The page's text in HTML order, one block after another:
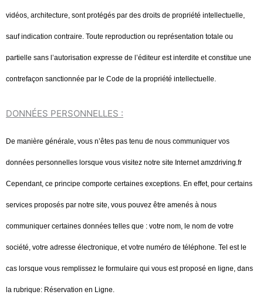
vidéos, architecture, sont protégés par des droits de propriété intellectuelle,
sauf indication contraire. Toute reproduction ou représentation totale ou
partielle sans l’autorisation expresse de l’éditeur est interdite et constitue une
contrefaçon sanctionnée par le Code de la propriété intellectuelle.
DONNÉES PERSONNELLES :
De manière générale, vous n’êtes pas tenu de nous communiquer vos
données personnelles lorsque vous visitez notre site Internet amzdriving.fr
Cependant, ce principe comporte certaines exceptions. En effet, pour certains
services proposés par notre site, vous pouvez être amenés à nous
communiquer certaines données telles que : votre nom, le nom de votre
société, votre adresse électronique, et votre numéro de téléphone. Tel est le
cas lorsque vous remplissez le formulaire qui vous est proposé en ligne, dans
la rubrique: Réservation en Ligne.